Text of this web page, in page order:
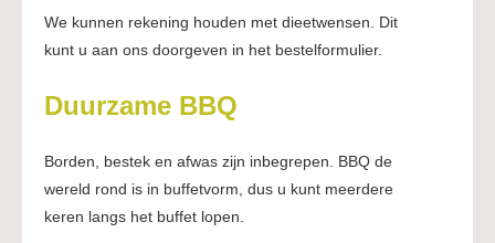
We kunnen rekening houden met dieetwensen. Dit
kunt u aan ons doorgeven in het bestelformulier.
Duurzame BBQ
Borden, bestek en afwas zijn inbegrepen. BBQ de
wereld rond is in buffetvorm, dus u kunt meerdere
keren langs het buffet lopen.